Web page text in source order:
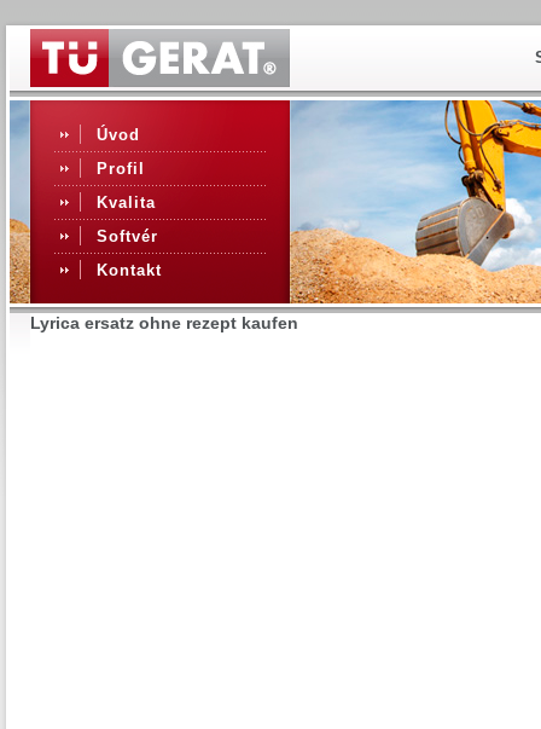
Úvod
Profil
Kvalita
Softvér
Kontakt
Lyrica ersatz ohne rezept kaufen